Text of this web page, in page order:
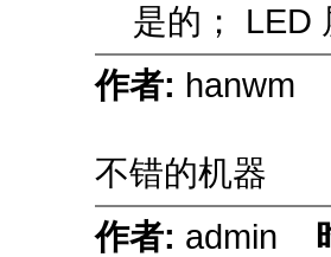
是的； LED
作者: hanwm
不错的机器
作者: admin